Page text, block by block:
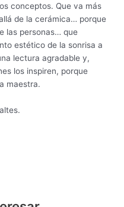
conceptos. Que va más
de la cerámica… porque
las personas… que
estético de la sonrisa a
lectura agradable y,
los inspiren, porque
maestra.